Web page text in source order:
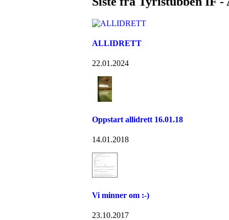
ALLIDRETT
22.01.2024
Oppstart allidrett 16.01.18
14.01.2018
Vi minner om :-)
23.10.2017